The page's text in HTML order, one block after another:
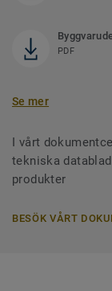
PDF
Se mer
I vårt
tekniska
produkter
BESÖK VÅRT